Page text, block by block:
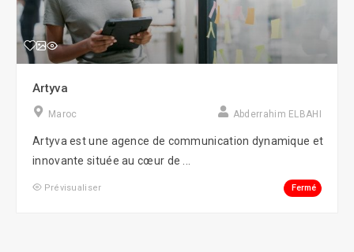
Artyva
Maroc Abderrahim ELBAHI
Artyva est une agence de communication dynamique et
innovante située au cœur de ...
Prévisualiser Fermé